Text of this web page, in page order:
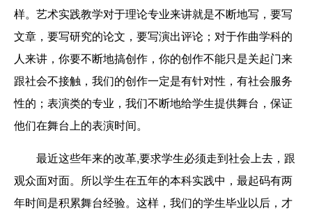
样。艺术实践教学对于理论专业来讲就是不断地写，要写
文章，要写研究的论文，要写演出评论；对于作曲学科的
人来讲，你要不断地搞创作，你的创作不能只是关起门来
跟社会不接触，我们的创作一定是有针对性，有社会服务
性的；表演类的专业，我们不断地给学生提供舞台，保证
他们在舞台上的表演时间。
最近这些年来的改革,要求学生必须走到社会上去，跟
观众面对面。所以学生在五年的本科实践中，最起码有两
年时间是积累舞台经验。这样，我们的学生毕业以后，才